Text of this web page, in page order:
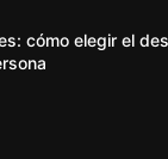
cómo elegir el